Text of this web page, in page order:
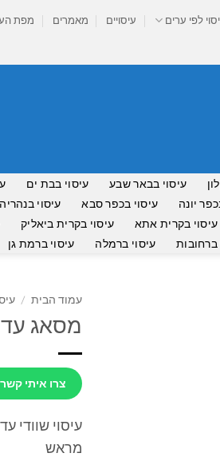
לפי ערים עיסויים מאמרים מפת
עיסוי בבאר שבע עיסוי בבת ים
יונה עיסוי בכפר סבא עיסוי בנהריה
עיסוי בקרית אתא עיסוי בקרית ביאליק
ברחובות עיסוי ברמלה עיסוי ברמת גן
עמוד הבית /
מסאג
צרו איתי
עיסוי שוודי
מראש